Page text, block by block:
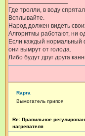
Где тролли, в воду
Всплывайте.
Народ должен видеть
Алгоритмы работают, ни
Если каждый нормальный
они вымрут от голода.
Либо будут друг друга
Rapra
Вымогатель припоя
Re: Правильное
нагревателя